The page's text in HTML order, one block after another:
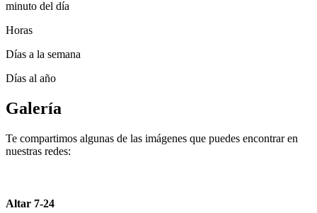
minuto del día
Horas
Días a la semana
Días al año
Galería
Te compartimos algunas de las imágenes que puedes encontrar en
nuestras redes:
Altar 7-24